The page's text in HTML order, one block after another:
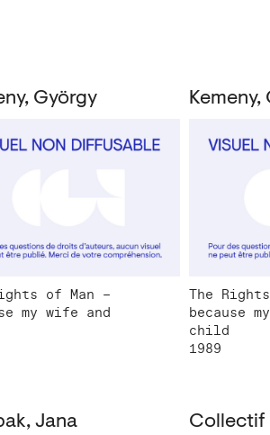
György
of Man –
my wife and
Kemeny,
The
because
child
1989
Jana Collectif